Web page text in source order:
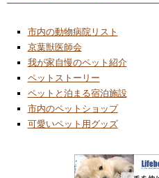
市内の動物病院リスト
京葉獣医師会
我が家自慢のペット紹介
ペットストーリー
ペットと泊まる宿泊施設
市内のペットショップ
可愛いペット用グッズ